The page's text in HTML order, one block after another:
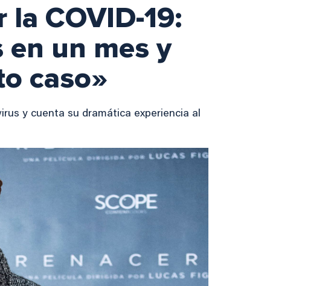
COVID-19:
en un mes y
caso»
y cuenta su dramática experiencia al